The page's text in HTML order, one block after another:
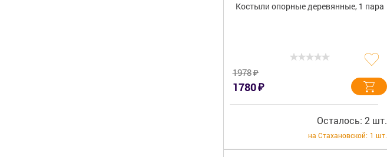
Костыли опорные деревянные, 1 пара
1978₽
1780₽
Осталось: 2 шт.
на Стахановской: 1 шт.